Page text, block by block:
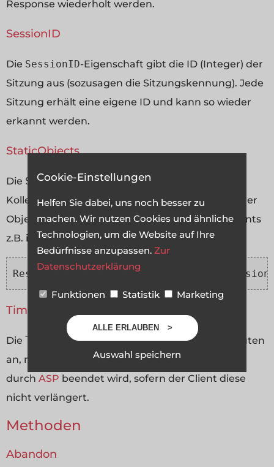
Response wiederholt werden.
SessionID
Die SessionID-Eigenschaft gibt die ID (Integer) der
Sitzung aus (sozusagen die Sitzungskennung). Jede
Sitzung erhält eine eigene ID und kann so wieder
erkannt werden.
StaticObjects
Die StaticObjects-Eigenschaft spiegelt eine
Kollektion der statischen Objekte wieder - also der
Objekte die statisch mit Hilfe des object-Elements
z.B. in der global.asa definiert wurden. Beispiel:
Response.write('Objekte geladen:
Timeout
Die Timeout
-Eigenschaft gibt die Anzahl in Minuten
an, nach deren Ablauf die Sitzung automatisch
durch ASP beendet wird, sofern der Client diese
nicht verlängert.
Methoden
Abandon
Cookie-Einstellungen
Helfen Sie dabei, uns noch besser zu
machen. Wir nutzen Cookies und ähnliche
Technologien, um die Website auf Ihre
Bedürfnisse anzupassen. Zur
Datenschutzerklärung
Funktionen Statistik Marketing
ALLE ERLAUBEN
Auswahl speichern